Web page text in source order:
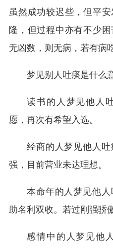
虽然成功较迟些，但平
隆，但过程中亦有不少
无凶数，则无病，若有病
梦见别人吐痰是什么
读书的人梦见他人
愿，再次有希望入选。
经商的人梦见他人
强，目前营业未达理想。
本命年的人梦见他
助名利双收。若过刚强骄
感情中的人梦见他